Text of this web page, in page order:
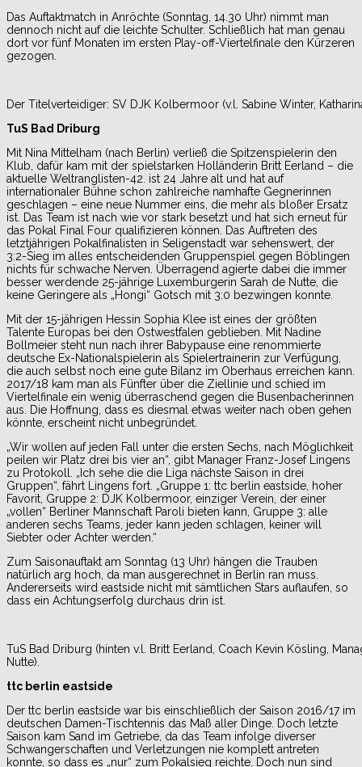
Das Auftaktmatch in Anröchte (Sonntag, 14.30 Uhr) nimmt man
dennoch nicht auf die leichte Schulter. Schließlich hat man genau
dort vor fünf Monaten im ersten Play-off-Viertelfinale den Kürzeren
gezogen.
Der Titelverteidiger: SV DJK Kolbermoor (v.l. Sabine Winter,
TuS Bad Driburg
Mit Nina Mittelham (nach Berlin) verließ die Spitzenspielerin den
Klub, dafür kam mit der spielstarken Holländerin Britt Eerland – die
aktuelle Weltranglisten-42. ist 24 Jahre alt und hat auf
internationaler Bühne schon zahlreiche namhafte Gegnerinnen
geschlagen – eine neue Nummer eins, die mehr als bloßer Ersatz
ist. Das Team ist nach wie vor stark besetzt und hat sich erneut für
das Pokal Final Four qualifizieren können. Das Auftreten des
letztjährigen Pokalfinalisten in Seligenstadt war sehenswert, der
3:2-Sieg im alles entscheidenden Gruppenspiel gegen Böblingen
nichts für schwache Nerven. Überragend agierte dabei die immer
besser werdende 25-jährige Luxemburgerin Sarah de Nutte, die
keine Geringere als „Hongi“ Gotsch mit 3:0 bezwingen konnte.
Mit der 15-jährigen Hessin Sophia Klee ist eines der größten
Talente Europas bei den Ostwestfalen geblieben. Mit Nadine
Bollmeier steht nun nach ihrer Babypause eine renommierte
deutsche Ex-Nationalspielerin als Spielertrainerin zur Verfügung,
die auch selbst noch eine gute Bilanz im Oberhaus erreichen kann.
2017/18 kam man als Fünfter über die Ziellinie und schied im
Viertelfinale ein wenig überraschend gegen die Busenbacherinnen
aus. Die Hoffnung, dass es diesmal etwas weiter nach oben gehen
könnte, erscheint nicht unbegründet.
„Wir wollen auf jeden Fall unter die ersten Sechs, nach Möglichkeit
peilen wir Platz drei bis vier an“, gibt Manager Franz-Josef Lingens
zu Protokoll. „Ich sehe die die Liga nächste Saison in drei
Gruppen“, fährt Lingens fort. „Gruppe 1: ttc berlin eastside, hoher
Favorit, Gruppe 2: DJK Kolbermoor, einziger Verein, der einer
„vollen“ Berliner Mannschaft Paroli bieten kann, Gruppe 3: alle
anderen sechs Teams, jeder kann jeden schlagen, keiner will
Siebter oder Achter werden.“
Zum Saisonauftakt am Sonntag (13 Uhr) hängen die Trauben
natürlich arg hoch, da man ausgerechnet in Berlin ran muss.
Andererseits wird eastside nicht mit sämtlichen Stars auflaufen, so
dass ein Achtungserfolg durchaus drin ist.
TuS Bad Driburg (hinten v.l. Britt Eerland, Coach Kevin Kösling,
Nutte).
ttc berlin eastside
Der ttc berlin eastside war bis einschließlich der Saison 2016/17 im
deutschen Damen-Tischtennis das Maß aller Dinge. Doch letzte
Saison kam Sand im Getriebe, da das Team infolge diverser
Schwangerschaften und Verletzungen nie komplett antreten
konnte, so dass es „nur“ zum Pokalsieg reichte. Doch nun sind